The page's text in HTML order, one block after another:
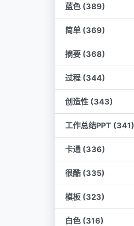
蓝色 (389)
简单 (369)
摘要 (368)
过程 (344)
创造性 (343)
工作总结PPT (341)
卡通 (336)
很酷 (335)
模板 (323)
白色 (316)